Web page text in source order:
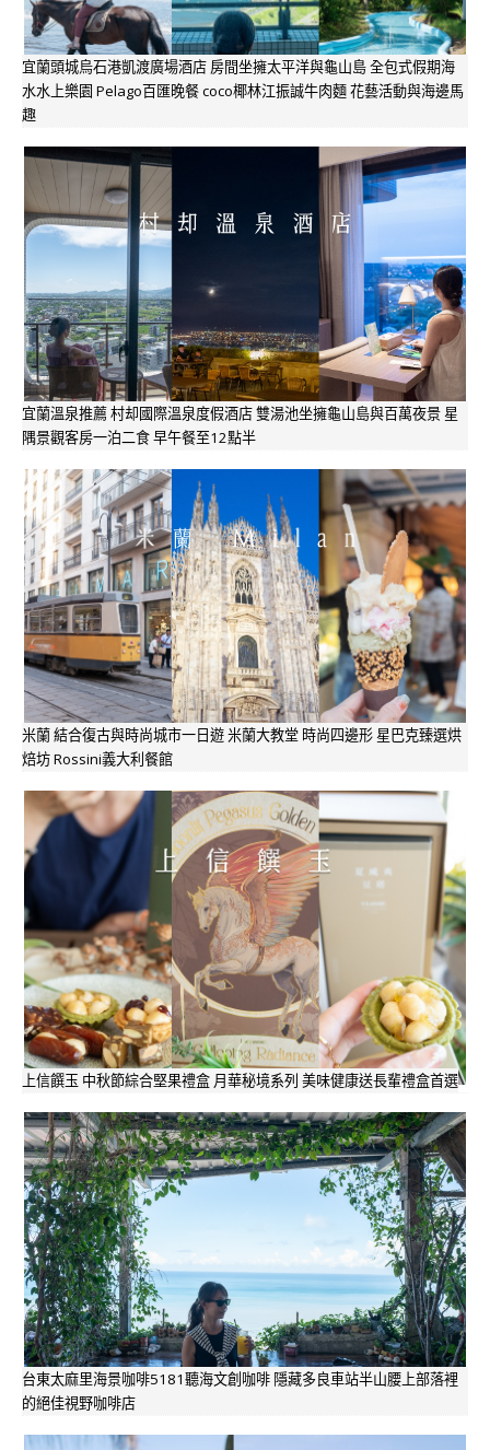
宜蘭頭城烏石港凱渡廣場酒店 房間坐擁太平洋與龜山島 全包式假期海
水水上樂園 Pelago百匯晚餐 coco椰林江振誠牛肉麵 花藝活動與海邊馬
趣
宜蘭溫泉推薦 村却國際溫泉度假酒店 雙湯池坐擁龜山島與百萬夜景 星
隅景觀客房一泊二食 早午餐至12點半
米蘭 結合復古與時尚城市一日遊 米蘭大教堂 時尚四邊形 星巴克臻選烘
焙坊 Rossini義大利餐館
上信饌玉 中秋節綜合堅果禮盒 月華秘境系列 美味健康送長輩禮盒首選
台東太麻里海景咖啡5181聽海文創咖啡 隱藏多良車站半山腰上部落裡
的絕佳視野咖啡店